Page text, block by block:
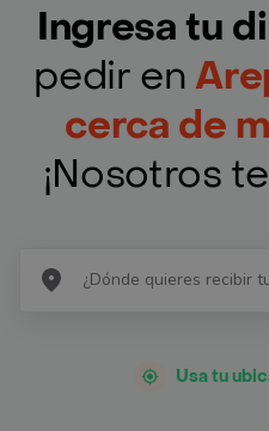
Ingresa tu
pedir en
cerca de
¡Nosotros
Usa tu